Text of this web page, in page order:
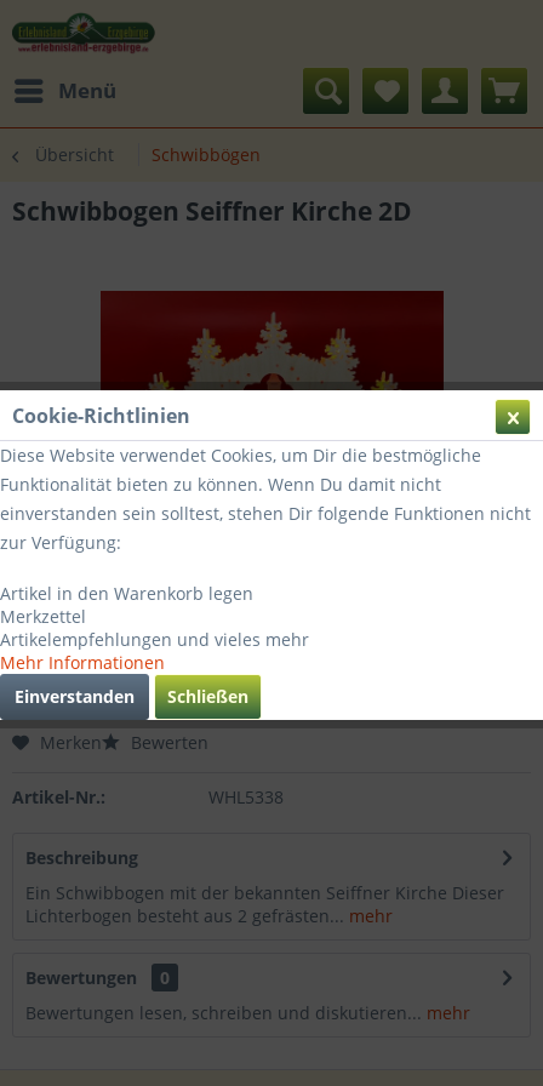
Menü
Übersicht Schwibbögen
Schwibbogen Seiffner Kirche 2D
99,95 € *
inkl. MwSt.zzgl. Versandkosten
Sofort versandfertig, Lieferzeit ca. 3-4 Werktage
Merken Bewerten
Artikel-Nr.: WHL5338
Beschreibung
Ein Schwibbogen mit der bekannten Seiffner Kirche Dieser
Lichterbogen besteht aus 2 gefrästen... mehr
Bewertungen
0
Bewertungen lesen, schreiben und diskutieren... mehr
Cookie-Richtlinien
Diese Website verwendet Cookies, um Dir die bestmögliche
Funktionalität bieten zu können. Wenn Du damit nicht
einverstanden sein solltest, stehen Dir folgende Funktionen nicht
zur Verfügung:
Artikel in den Warenkorb legen
Merkzettel
Artikelempfehlungen und vieles mehr
Mehr Informationen
Einverstanden
Schließen